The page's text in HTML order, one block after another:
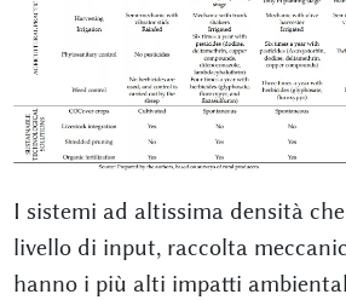
I sistemi ad altissima densità
livello di input, raccolta
hanno i più alti impatti